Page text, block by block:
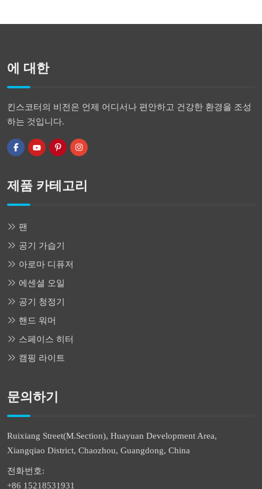
에 대한
킨스코터의 비전은 언제 어디서나 편안하고 건강한 환경을 조성
하는 것입니다.
제품 카테고리
팬
공기 가습기
아로마 디퓨저
에센셜 오일
공기 청정기
핸드 워머
스페이스 히터
캠핑 라이트
문의하기
Ruixiang Street(M.Section), Huayuan Development Area,
Xiangqiao District, Chaozhou, Guangdong, China
전화번호:
+86 15218531931